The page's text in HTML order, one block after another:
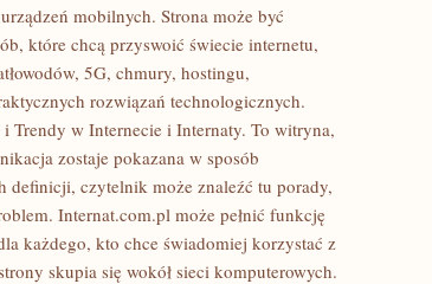
mobilnych. Strona może być
które chcą przyswoić świecie internetu,
5G, chmury, hostingu,
rozwiązań technologicznych.
Trendy w Internecie i Internaty. To witryna,
zostaje pokazana w sposób
definicji, czytelnik może znaleźć tu porady,
Internat.com.pl może pełnić funkcję
każdego, kto chce świadomiej korzystać z
skupia się wokół sieci komputerowych.